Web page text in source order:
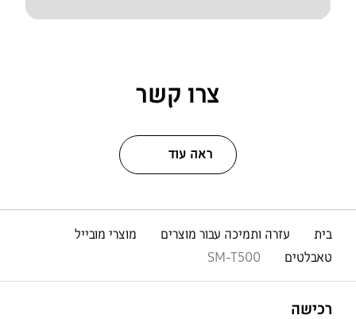
צרו קשר
ראה עוד
בית עזרה ותמיכה עבור מוצרים
מוצרי מובייל
טאבלטים
SM-T500
רכישה